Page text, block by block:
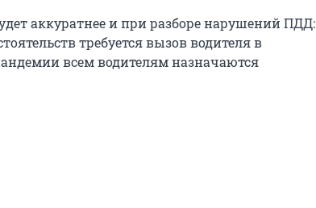
аккуратнее и при разборе нарушений ПДД:
требуется вызов водителя в
всем водителям назначаются